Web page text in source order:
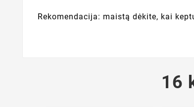
Rekomendacija: maistą dėkite, kai
16